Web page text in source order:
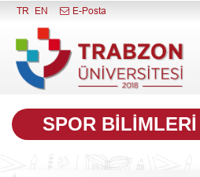
Menüyü Kapat
TR EN E-Posta
SPOR